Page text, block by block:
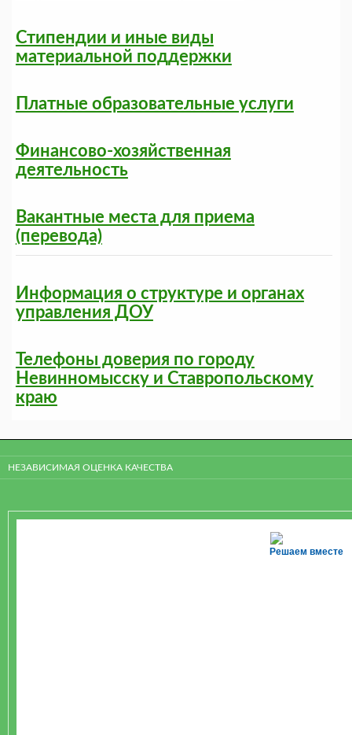
Стипендии и иные виды
материальной поддержки
Платные образовательные услуги
Финансово-хозяйственная
деятельность
Вакантные места для приема
(перевода)
Информация о структуре и органах
управления ДОУ
Телефоны доверия по городу
Невинномысску и Ставропольскому
краю
НЕЗАВИСИМАЯ ОЦЕНКА КАЧЕСТВА
Решаем вместе